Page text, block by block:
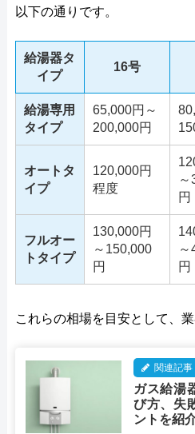
以下の通りです。
給湯器タ
イプ
16号
給湯専用
タイプ
65,000円～
200,000円
オートタ
イプ
120,000円
程度
円
フルオー
トタイプ
130,000円
～150,000
円
円
これらの相場を目安として、
関連記事
ガス給湯
び方、失
ントを紹